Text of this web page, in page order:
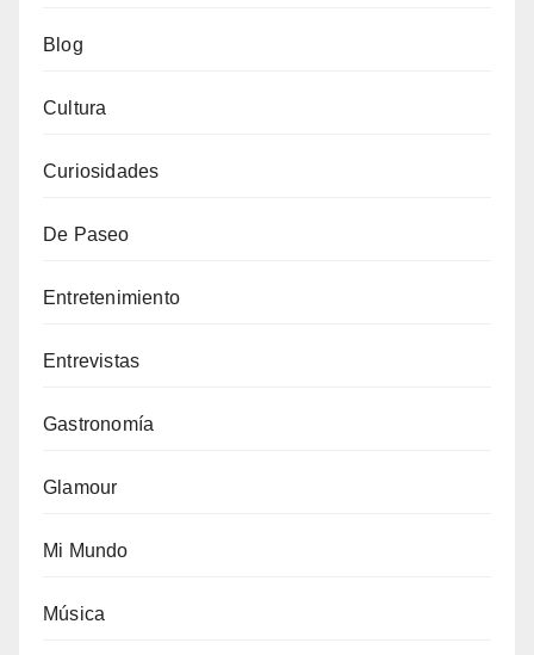
Blog
Cultura
Curiosidades
De Paseo
Entretenimiento
Entrevistas
Gastronomía
Glamour
Mi Mundo
Música